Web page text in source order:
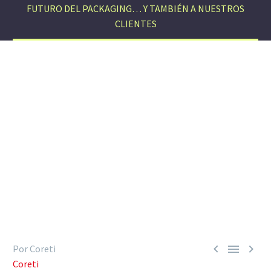
FUTURO DEL PACKAGING… Y TAMBIÉN A NUESTROS
CLIENTES
  
Por Coreti
Coreti